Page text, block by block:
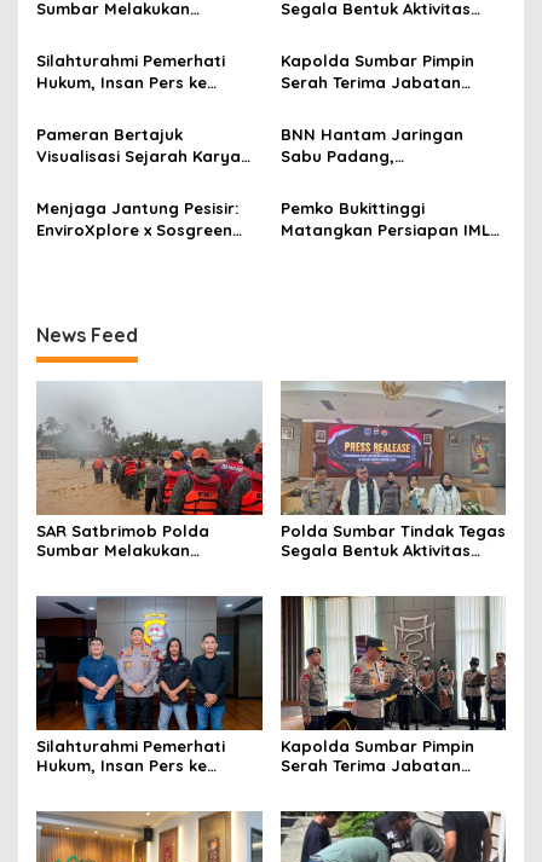
p
o
s
Sumbar Melakukan
Padang
Segala Bentuk Aktivitas
(PETI) yang Merusak
Lingkungan dan Merugikan
Silahturahmi Pemerhati
Hukum, Insan Pers ke
Djati Wiyoto: Semua Sama
Dimata Hukum
Kapolda Sumbar Pimpin
Serah Terima Jabatan
Kapolres Jajaran
Pameran Bertajuk
Visualisasi Sejarah Karya
Ilmu Sejarah Unand
Dipamerkan kepada Publik
BNN Hantam Jaringan
Sabu Padang,
Pemodal Berhasil Diungkap
Menjaga Jantung Pesisir:
EnviroXplore x Sosgreen
Pemko Bukittinggi
Matangkan Persiapan IMLF
News Feed
SAR Satbrimob Polda
Sumbar Melakukan
Polda Sumbar Tindak Tegas
Segala Bentuk Aktivitas
Lingkungan dan Merugikan
Negara
Silahturahmi Pemerhati
Hukum, Insan Pers ke
Dimata Hukum
Kapolda Sumbar Pimpin
Serah Terima Jabatan